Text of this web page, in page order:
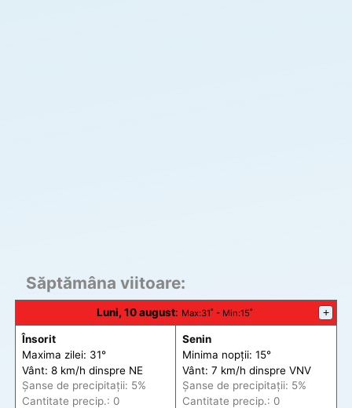
Săptămâna viitoare:
Luni, 10 august: Max:31˚ - Min:15˚ +
Însorit
Maxima zilei: 31°
Vânt: 8 km/h dinspre NE
Șanse de precipitații: 5%
Cantitate precip.: 0
Senin
Minima nopții: 15°
Vânt: 7 km/h dinspre VNV
Șanse de precipitații: 5%
Cantitate precip.: 0